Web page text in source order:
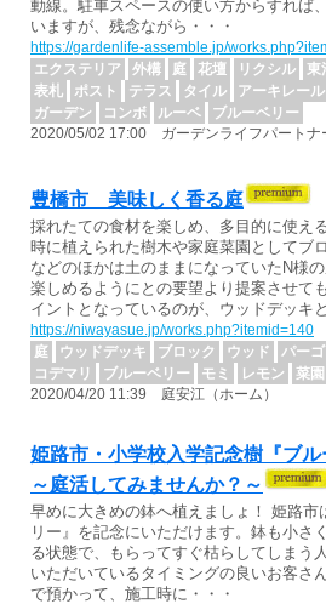
動線。駐車スペースの使い方からすれば
いますが、残念ながら・・・
https://gardenlife-assemble.jp/
エクステリア
外構 庭 花壇 リクシル 東
表札
ポスト テラス タイル アーキレール
ガーデン
コンボ ルーベ
ブルーベリー
2020/05/02 17:00 ガーデンライフパートナ
豊橋市 美味しく香る庭
採れたての食材を楽しめ、多目的に使え
時に植えられた樹木や家庭菜園としてブ
などのほかは土のままになっていたN様
楽しめるようにとの要望より提案させて
イントとなっているのが、ウッドデッキ
https://niwayasue.jp/works.php?itemid=140
庭
ウッドデッキ ブロック ウッド パーゴ
コデマリ
ブルーベリー モミ レモン
菜園
2020/04/20 11:39 庭安江（ホーム）
姫路市・小学校入学記念樹『ブル
～庭活してみませんか？～
早めに大きめの鉢へ植えましょ！ 姫路
リー』を記念にいただけます。鉢も小さ
る状態で、もらってすぐ枯らしてしまう
いただいているタイミングの良いお客さ
で預かって、施工時に・・・